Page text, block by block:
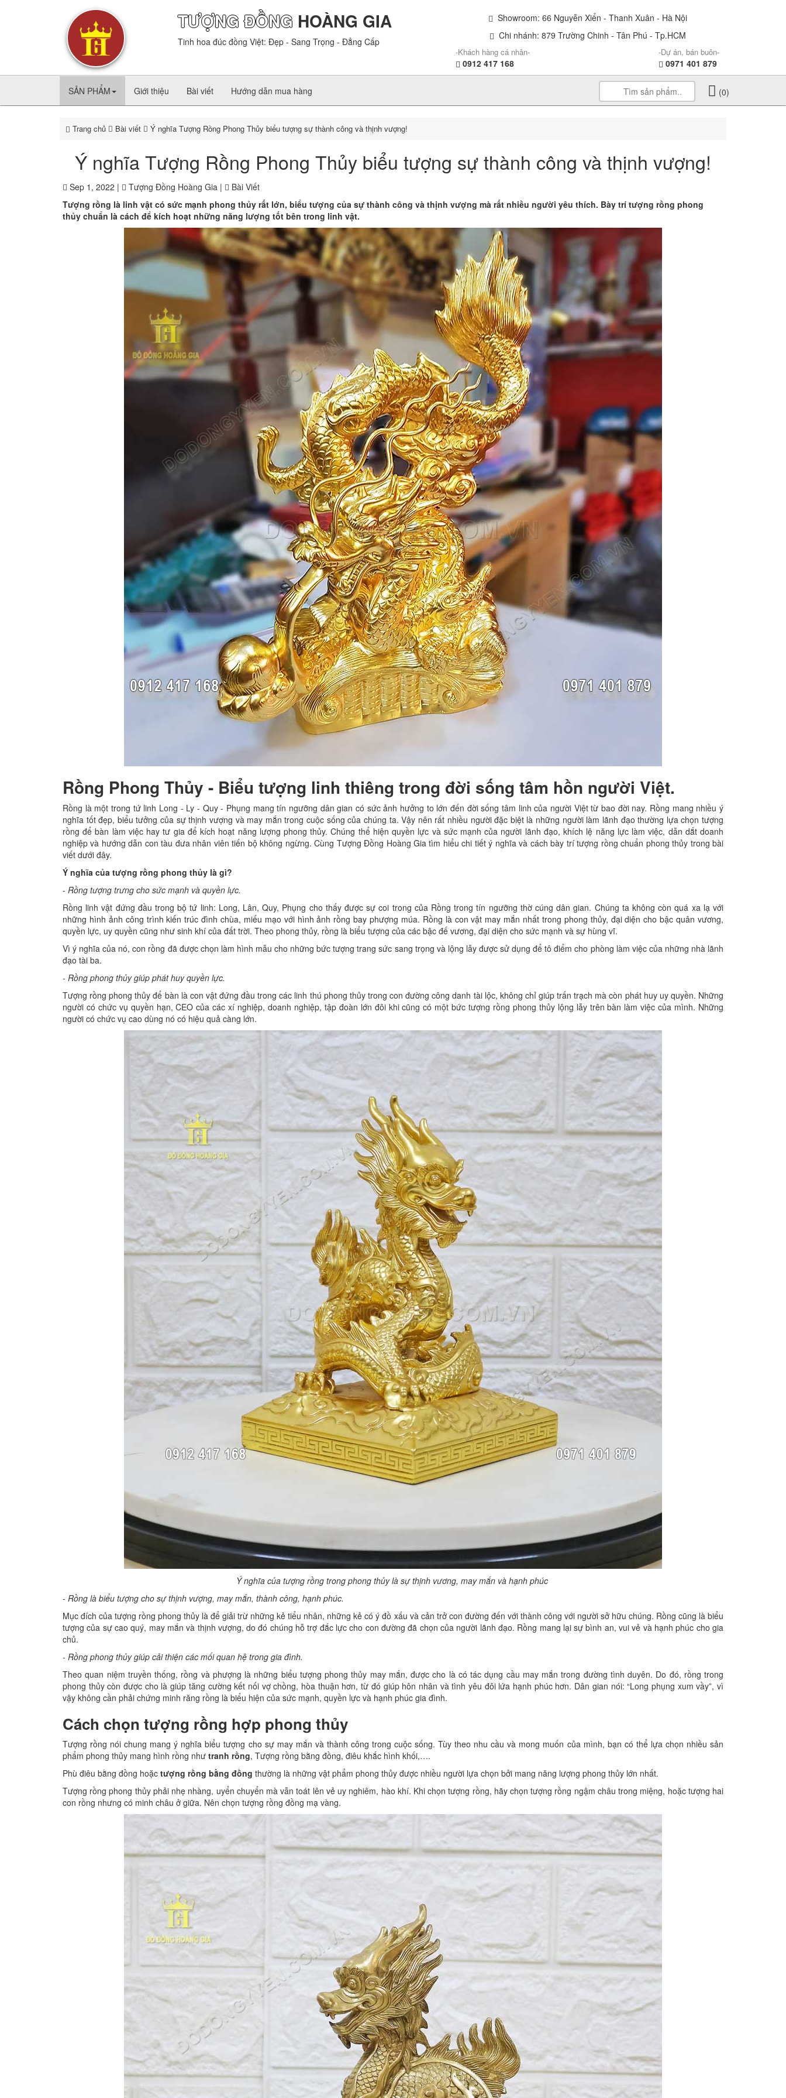
TƯỢNG ĐỒNG HOÀNG GIA
Tinh hoa đúc đồng Việt: Đẹp - Sang Trọng - Đẳng Cấp
Showroom: 66 Nguyễn Xiển - Thanh Xuân - Hà Nội
Chi nhánh: 879 Trường Chinh - Tân Phú - Tp.HCM
-Khách hàng cá nhân-
0912 417 168
-Dự án, bán buôn-
0971 401 879
SẢN PHẨM Giới thiệu Bài viết Hướng dẫn mua hàng (0)
Trang chủ Bài viết Ý nghĩa Tượng Rồng Phong Thủy biểu tượng sự thành công và thịnh vượng!
Ý nghĩa Tượng Rồng Phong Thủy biểu tượng sự thành công và thịnh vượng!
Sep 1, 2022 | Tượng Đồng Hoàng Gia |
Bài Viết
Tượng rồng là linh vật có sức mạnh phong thủy rất lớn, biểu tượng của sự thành công và thịnh vượng mà rất nhiều người yêu thích. Bày trí tượng rồng phong
thủy chuẩn là cách để kích hoạt những năng lượng tốt bên trong linh vật.
Rồng Phong Thủy - Biểu tượng linh thiêng trong đời sống tâm hồn người Việt.
Rồng là một trong tứ linh Long - Ly - Quy - Phụng mang tín ngưỡng dân gian có sức ảnh hưởng to lớn đến đời sống tâm linh của người Việt từ bao đời nay. Rồng mang nhiều ý
nghĩa tốt đẹp, biểu tưởng của sự thịnh vượng và may mắn trong cuộc sống của chúng ta. Vậy nên rất nhiều người đặc biệt là những người làm lãnh đạo thường lựa chọn tượng
rồng để bàn làm việc hay tư gia để kích hoạt năng lượng phong thủy. Chúng thể hiện quyền lực và sức mạnh của người lãnh đạo, khích lệ năng lực làm việc, dẫn dắt doanh
nghiệp và hướng dẫn con tàu đưa nhân viên tiến bộ không ngừng. Cùng Tượng Đồng Hoàng Gia tìm hiểu chi tiết ý nghĩa và cách bày trí tượng rồng chuẩn phong thủy trong bài
viết dưới đây.
Ý nghĩa của tượng rồng phong thủy là gì?
- Rồng tượng trưng cho sức mạnh và quyền lực.
Rồng linh vật đứng đầu trong bộ tứ linh: Long, Lân, Quy, Phụng cho thấy được sự coi trong của Rồng trong tín ngưỡng thờ cúng dân gian. Chúng ta không còn quá xa lạ với
những hình ảnh công trình kiến trúc đình chùa, miếu mạo với hình ảnh rồng bay phượng múa. Rồng là con vật may mắn nhất trong phong thủy, đại diện cho bậc quân vương,
quyền lực, uy quyền cũng như sinh khí của đất trời. Theo phong thủy, rồng là biểu tượng của các bậc đế vương, đại diện cho sức mạnh và sự hùng vĩ.
Vì ý nghĩa của nó, con rồng đã được chọn làm hình mẫu cho những bức tượng trang sức sang trọng và lộng lẫy được sử dụng để tô điểm cho phòng làm việc của những nhà lãnh
đạo tài ba.
- Rồng phong thủy giúp phát huy quyền lực.
Tượng rồng phong thủy để bàn là con vật đứng đầu trong các linh thú phong thủy trong con đường công danh tài lộc, không chỉ giúp trấn trạch mà còn phát huy uy quyền. Những
người có chức vụ quyền hạn, CEO của các xí nghiệp, doanh nghiệp, tập đoàn lớn đôi khi cũng có một bức tượng rồng phong thủy lộng lẫy trên bàn làm việc của mình. Những
người có chức vụ cao dùng nó có hiệu quả càng lớn.
Ý nghĩa của tượng rồng trong phong thủy là sự thịnh vương, may mắn và hạnh phúc
- Rồng là biểu tượng cho sự thịnh vượng, may mắn, thành công, hạnh phúc.
Mục đích của tượng rồng phong thủy là để giải trừ những kẻ tiểu nhân, những kẻ có ý đồ xấu và cản trở con đường đến với thành công với người sở hữu chúng. Rồng cũng là biểu
tượng của sự cao quý, may mắn và thịnh vượng, do đó chúng hỗ trợ đắc lực cho con đường đã chọn của người lãnh đạo. Rồng mang lại sự bình an, vui vẻ và hạnh phúc cho gia
chủ.
- Rồng phong thủy giúp cải thiện các mối quan hệ trong gia đình.
Theo quan niệm truyền thống, rồng và phượng là những biểu tượng phong thủy may mắn, được cho là có tác dụng cầu may mắn trong đường tình duyên. Do đó, rồng trong
phong thủy còn được cho là giúp tăng cường kết nối vợ chồng, hòa thuận hơn, từ đó giúp hôn nhân và tình yêu đôi lứa hạnh phúc hơn. Dân gian nói: “Long phụng xum vầy”, vì
vậy không cần phải chứng minh răng rồng là biểu hiện của sức mạnh, quyền lực và hạnh phúc gia đình.
Cách chọn tượng rồng hợp phong thủy
Tượng rồng nói chung mang ý nghĩa biểu tượng cho sự may mắn và thành công trong cuộc sống. Tùy theo nhu cầu và mong muốn của mình, bạn có thể lựa chọn nhiều sản
phẩm phong thủy mang hình rồng như tranh rồng, Tượng rồng bằng đồng, điêu khắc hình khối,….
Phù điêu bằng đồng hoặc tượng rồng bằng đồng thường là những vật phẩm phong thủy được nhiều người lựa chọn bởi mang năng lượng phong thủy lớn nhất.
Tượng rồng phong thủy phải nhẹ nhàng, uyển chuyển mà vẫn toát lên vẻ uy nghiêm, hào khí. Khi chọn tượng rồng, hãy chọn tượng rồng ngậm châu trong miệng, hoặc tượng hai
con rồng nhưng có minh châu ở giữa. Nên chọn tượng rồng đồng mạ vàng.